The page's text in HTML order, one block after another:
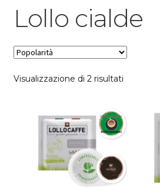
Lollo cialde
Visualizzazione di 2 risultatiPopolarità